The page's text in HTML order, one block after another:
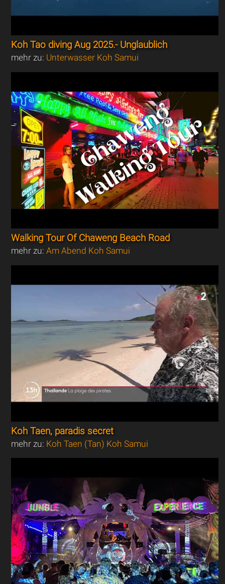
Koh Tao diving Aug 2025.- Unglaublich
mehr zu: Unterwasser Koh Samui
Walking Tour Of Chaweng Beach Road
mehr zu:Am Abend Koh Samui
Koh Taen, paradis secret
mehr zu: Koh Taen (Tan) Koh Samui